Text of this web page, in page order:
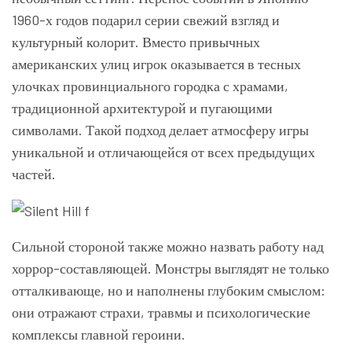
1960-х годов подарил серии свежий взгляд и
культурный колорит. Вместо привычных
американских улиц игрок оказывается в тесных
улочках провинциального городка с храмами,
традиционной архитектурой и пугающими
символами. Такой подход делает атмосферу игры
уникальной и отличающейся от всех предыдущих
частей.
Сильной стороной также можно назвать работу над
хоррор-составляющей. Монстры выглядят не только
отталкивающе, но и наполнены глубоким смыслом:
они отражают страхи, травмы и психологические
комплексы главной героини.